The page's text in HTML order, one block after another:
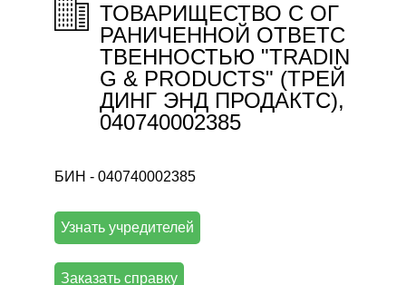
ТОВАРИЩЕСТВО С ОГ
РАНИЧЕННОЙ ОТВЕТС
ТВЕННОСТЬЮ "TRADIN
G & PRODUCTS" (ТРЕЙ
ДИНГ ЭНД ПРОДАКТС),
040740002385
БИН - 040740002385
Узнать учредителей
Заказать справку